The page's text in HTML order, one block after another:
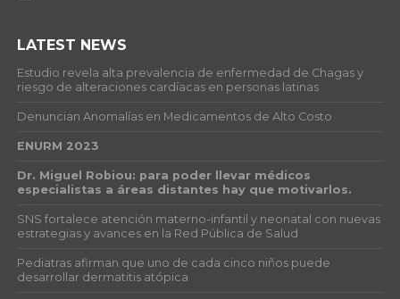
LATEST NEWS
Estudio revela alta prevalencia de enfermedad de Chagas y
riesgo de alteraciones cardíacas en personas latinas
Denuncian Anomalías en Medicamentos de Alto Costo
ENURM 2023
Dr. Miguel Robiou: para poder llevar médicos
especialistas a áreas distantes hay que motivarlos.
SNS fortalece atención materno-infantil y neonatal con nuevas
estrategias y avances en la Red Pública de Salud
Pediatras afirman que uno de cada cinco niños puede
desarrollar dermatitis atópica